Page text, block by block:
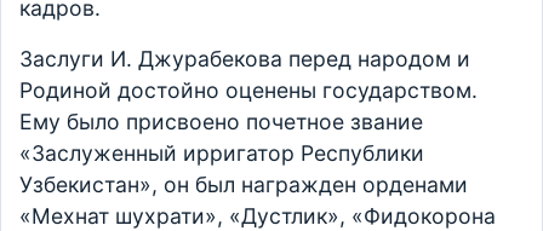
кадров.
Заслуги И. Джурабекова перед народом и
Родиной достойно оценены государством.
Ему было присвоено почетное звание
«Заслуженный ирригатор Республики
Узбекистан», он был награжден орденами
«Мехнат шухрати», «Дустлик», «Фидокорона